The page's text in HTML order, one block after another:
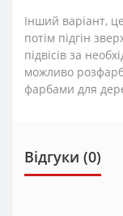
Інший варіант,
потім підгін
підвісів за
можливо
фарбами для
Відгуки (0)